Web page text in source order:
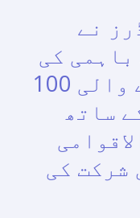
نے
کی
اقدار کو فروغ دینے والی 100
ساتھ